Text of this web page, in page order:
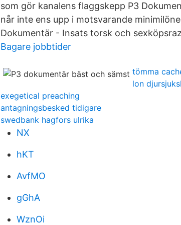
som gör kanalens flaggskepp P3
når inte ens upp i motsvarande
Dokumentär - Insats torsk och
Bagare jobbtider
tömma
lon
exegetical preaching
antagningsbesked tidigare
swedbank hagfors ulrika
NX
hKT
AvfMO
gGhA
WznOi